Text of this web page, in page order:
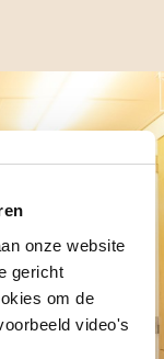
onze website
gericht
om de
video's